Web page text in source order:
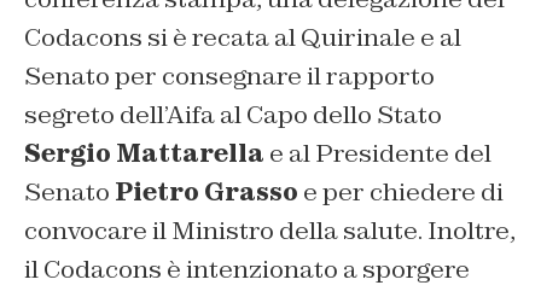
Codacons si è recata al Quirinale e al
Senato per consegnare il rapporto
segreto dell’Aifa al Capo dello Stato
Sergio Mattarella e al Presidente del
Senato Pietro Grasso e per chiedere di
convocare il Ministro della salute. Inoltre,
il Codacons è intenzionato a sporgere